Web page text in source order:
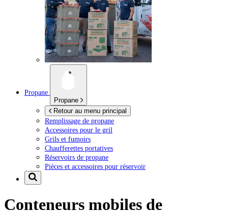
Propane
Propane
Retour au menu principal
Remplissage de propane
Accessoires pour le gril
Grils et fumoirs
Chaufferettes portatives
Réservoirs de propane
Pièces et accessoires pour réservoir
Conteneurs mobiles de